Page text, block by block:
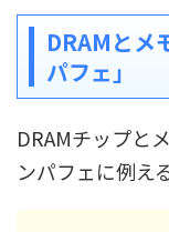
DRAMとメ
パフェ」
DRAMチップと
ンパフェに例え